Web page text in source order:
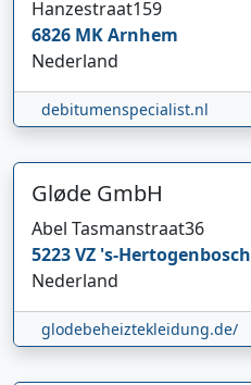
Hanzestraat159
6826 MKArnhem
Nederland
debitumenspecialist.nl
Gløde GmbH
Abel Tasmanstraat36
5223 VZ 's-Hertogenbosch
Nederland
glodebeheiztekleidung.de/